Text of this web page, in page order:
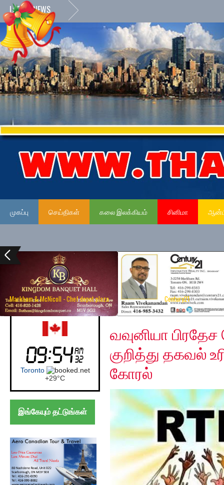
LATEST NEWS
முகப்பு செய்திகள் கலை இலக்கியம் சினிமா
Markham & McNicoll - Chef depot plaza Century21
Canada (Toronto)
Toronto
+29°C
இங்கேயும் தட்டுங்கள்
Friday, December 13,
வவுனியா
குறித்து தகவல்
கோரல்